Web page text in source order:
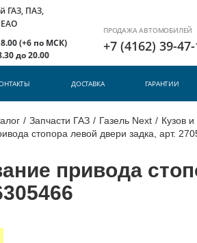
ГАЗ, ПАЗ,
ЕАО
(+6 по МСК)
до 20.00
ПРОДАЖА АВТОМОБИЛЕЙ
+7 (4162) 39-47-
ДОСТАВКА ГАРАНТИИ
/ Запчасти ГАЗ / Газель Next / Кузов
стопора левой двери задка, арт.
привода